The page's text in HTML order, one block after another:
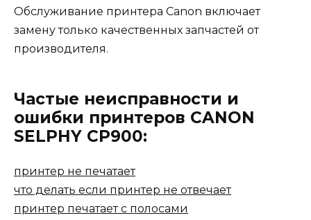
Обслуживание принтера Canon включает
замену только качественных запчастей от
производителя.
Частые неисправности и
ошибки принтеров CANON
SELPHY CP900:
принтер не печатает
что делать если принтер не отвечает
принтер печатает с полосами